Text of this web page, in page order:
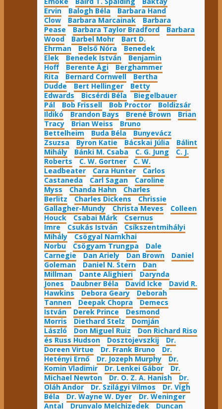
Ervin
Balogh Béla
Barbara Hand
Clow
Barbara Marcainak
Barbara
Pease
Barbara Taylor Bradford
Barbara
Wood
Barbel Mohr
Bart D.
Ehrman
Belső Nóra
Benedek
Elek
Benedek István
Benjamin
Hoff
Berente Ági
Berghammer
Rita
Bernard Cornwell
Bertha
Dudde
Bert Hellinger
Betty
Edwards
Bicsérdi Béla
Biegelbauer
Pál
Bob Frissell Bob Proctor
Boldizsár
Ildikó
Brandon Bays Brené Brown
Brian
Tracy
Brian Weiss
Bruno
Bettelheim
Buda Béla
Bunyevácz
Zsuzsa
Byron Katie Bácskai Júlia
Bálint
Mihály
Bánki M. Csaba C. G. Jung
C. J.
Roberts
C. W. Gortner
C. W.
Leadbeater
Cara Hunter
Carlos
Castaneda
Carl Sagan
Caroline
Myss
Chanda Hahn
Charles
Berlitz
Charles Dickens
Chrissie
Gallagher-Mundy
Christa Meves
Colleen
Houck
Csabai Márk
Csernus
Imre
Csukás István
Csíkszentmihályi
Mihály
Csögyal Namkhai
Norbu
Csögyam Trungpa
Dale
Carnegie
Dan Ariely Dan Brown
Daniel
Goleman
Daniel N. Stern
Dan
Millman
Dante Alighieri
Darynda
Jones
Daubner Béla David Icke
David R.
Hawkins
Debora Geary
Deborah
Tannen
Deepak Chopra
Demecs
István
Derek Prince
Desmond
Morris
Diethard Stelz
Domján
László
Don Miguel Ruiz
Don Richard Riso
és Russ Hudson
Dosztojevszkij
Dr.
Doreen Virtue
Dr. Frank Bruno
Dr.
Hetényi Ernő
Dr. Jozeph Murphy
Dr.
Komin Vladimir
Dr. Lenkei Gábor
Dr.
Michael Newton
Dr. O. Z. A. Hanish
Dr.
Oláh Andor
Dr. Szilágyi Vilmos
Dr. Vígh
Béla
Dr. Wayne W. Dyer
Dr. Weninger
Antal
Drunvalo Melchizedek
Duncan